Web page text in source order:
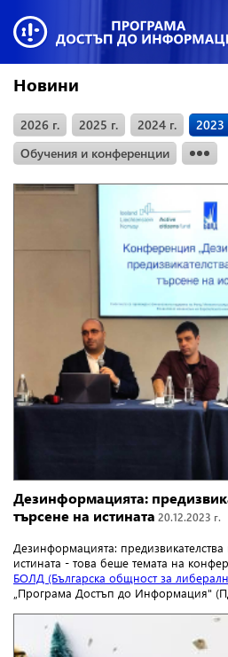
Новини
2026 г. 2025 г. 2024 г. 2023
Обучения и конференции
Дезинформацията:
търсене на истината 20.12.2023 г.
Дезинформацията:
истината - това беше темата на
БОЛД (Българска общност за
„Програма Достъп до Информация"